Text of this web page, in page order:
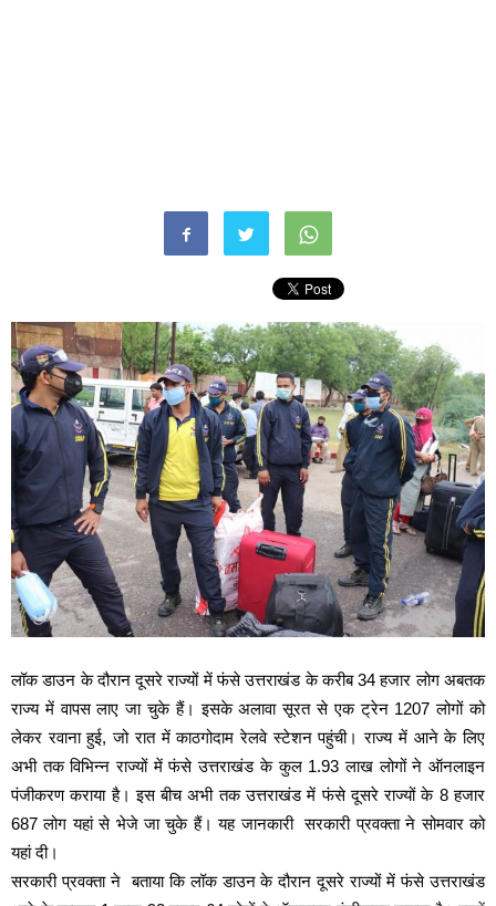
लॉक डाउन के दौरान दूसरे राज्यों में फंसे उत्तराखंड के करीब 34 हजार लोग अबतक
राज्य में वापस लाए जा चुके हैं। इसके अलावा सूरत से एक ट्रेन 1207 लोगों को
लेकर रवाना हुई, जो रात में काठगोदाम रेलवे स्टेशन पहुंची। राज्य में आने के लिए
अभी तक विभिन्न राज्यों में फंसे उत्तराखंड के कुल 1.93 लाख लोगों ने ऑनलाइन
पंजीकरण कराया है। इस बीच अभी तक उत्तराखंड में फंसे दूसरे राज्यों के 8 हजार
687 लोग यहां से भेजे जा चुके हैं। यह जानकारी सरकारी प्रवक्ता ने सोमवार को
यहां दी।
सरकारी प्रवक्ता ने बताया कि लॉक डाउन के दौरान दूसरे राज्यों में फंसे उत्तराखंड